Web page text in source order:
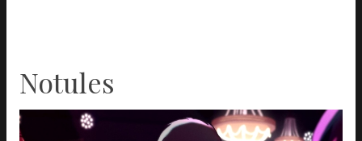
Notules